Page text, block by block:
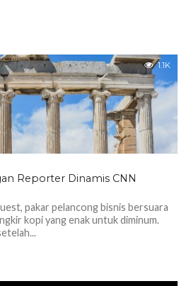
1.1K
Reporter Dinamis CNN
pakar pelancong bisnis bersuara
kopi yang enak untuk diminum.